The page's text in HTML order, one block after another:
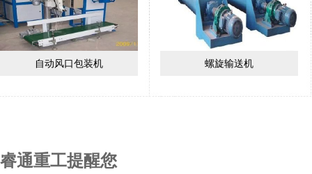
自动风口包装机 螺旋输送机
睿通重工提醒您